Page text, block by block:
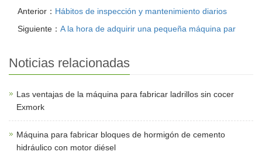
Anterior： Hábitos de inspección y mantenimiento diarios
Siguiente： A la hora de adquirir una pequeña máquina par
Noticias relacionadas
Las ventajas de la máquina para fabricar ladrillos sin cocer
Exmork
Máquina para fabricar bloques de hormigón de cemento
hidráulico con motor diésel